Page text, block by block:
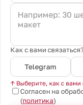
Как с вами
Telegram
↑ Выберите, как с вами
Согласен на
(политика)